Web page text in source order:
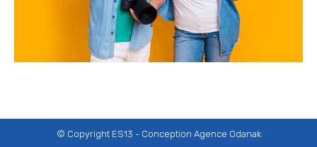
© Copyright ES13 - Conception Agence Odanak